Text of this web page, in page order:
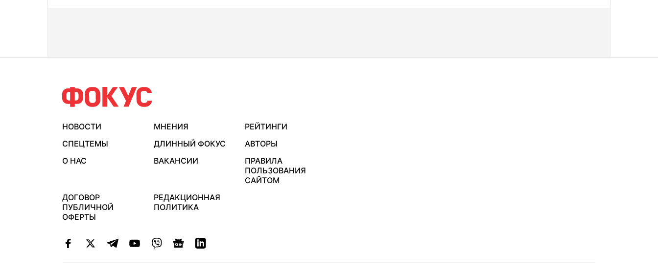
НОВОСТИ МНЕНИЯ
РЕЙТИНГИ
СПЕЦТЕМЫ
ДЛИННЫЙ ФОКУС
АВТОРЫ
О НАС
ВАКАНСИИ
ПРАВИЛА
ПОЛЬЗОВАНИЯ
САЙТОМ
ДОГОВОР
ПУБЛИЧНОЙ
ОФЕРТЫ
РЕДАКЦИОННАЯ
ПОЛИТИКА